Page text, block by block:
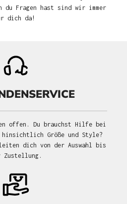
du Fragen hast sind wir immer
dich da!
offen. Du brauchst Hilfe bei
hinsichtlich Größe und Style?
dich von der Auswahl bis
Zustellung.